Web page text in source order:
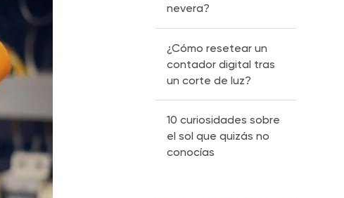
nevera?
¿Cómo resetear un
contador digital tras
un corte de luz?
10 curiosidades sobre
el sol que quizás no
conocías